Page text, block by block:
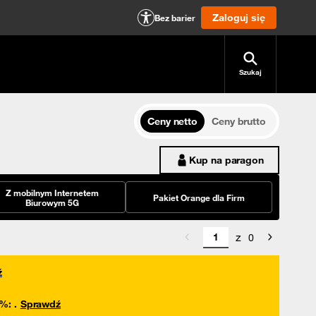
Bez barier Zaloguj się
Szukaj
Ceny netto
Ceny brutto
Kup na paragon
Z mobilnym Internetem
Biurowym 5G
Pakiet Orange dla Firm
z 0
: . Sprawdź